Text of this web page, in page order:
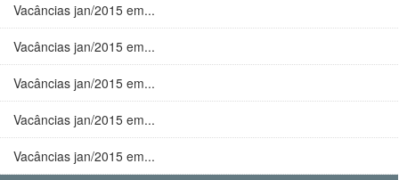
Vacâncias jan/2015 em...
Vacâncias jan/2015 em...
Vacâncias jan/2015 em...
Vacâncias jan/2015 em...
Vacâncias jan/2015 em...